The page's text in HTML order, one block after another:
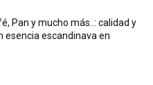
Pan y mucho más..: calidad y
esencia escandinava en